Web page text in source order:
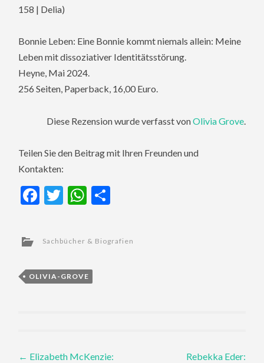
158 | Delia)
Bonnie Leben: Eine Bonnie kommt niemals allein: Meine
Leben mit dissoziativer Identitätsstörung.
Heyne, Mai 2024.
256 Seiten, Paperback, 16,00 Euro.
Diese Rezension wurde verfasst vonOlivia Grove.
Teilen Sie den Beitrag mit Ihren Freunden und
Kontakten:
Facebook
TwitterWhatsApp
Sachbücher & Biografien
OLIVIA-GROVE
Post
← Elizabeth McKenzie:
Rebekka Eder: